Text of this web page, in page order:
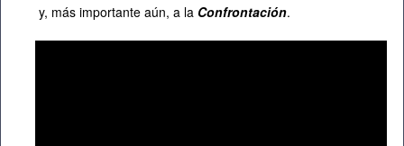
y, más importante aún, a la Confrontación.